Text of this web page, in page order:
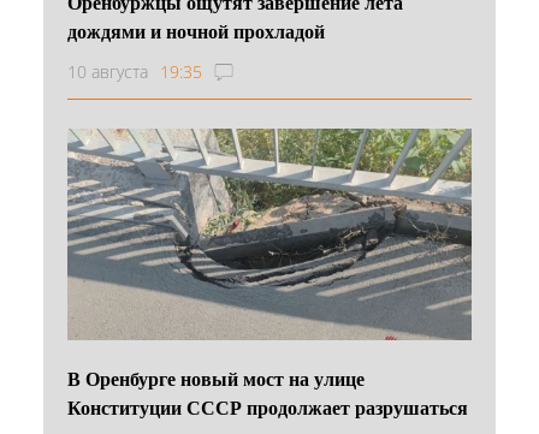
дождями и ночной прохладой
10 августа 19:35
В Оренбурге новый мост на улице
Конституции СССР продолжает разрушаться